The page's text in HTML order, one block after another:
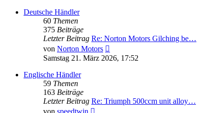
Deutsche Händler
60 Themen
375 Beiträge
Letzter Beitrag Re: Norton Motors Gilching be…
von Norton Motors
Beitrag
Samstag 21. März 2026, 17:52
Englische Händler
59 Themen
163 Beiträge
Letzter Beitrag Re: Triumph 500ccm unit alloy…
von speedtwin